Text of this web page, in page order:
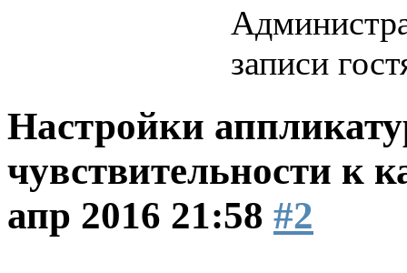
записи
Настройки
чувствительности к
апр 2016 21:58 #2